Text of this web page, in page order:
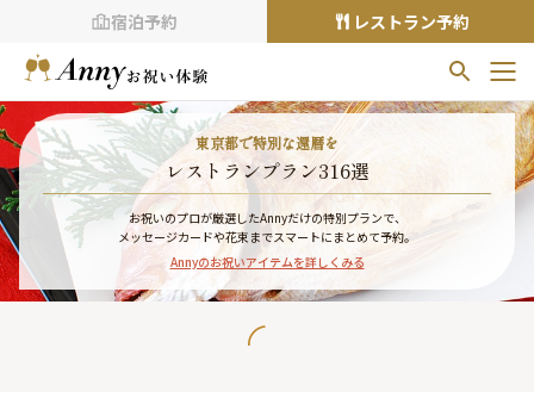
宿泊予約 レストラン予約
お気に入りプラン
お気に入りの登録がありません
プランの をクリックすることで
お気に入りに追加できます。
閲覧履歴
閲覧履歴はありません
東京都で特別な還暦を
レストランプラン316選
お祝いのプロが厳選したAnnyだけの特別プランで、
メッセージカードや花束までスマートにまとめて予約。
Annyのお祝いアイテムを詳しくみる